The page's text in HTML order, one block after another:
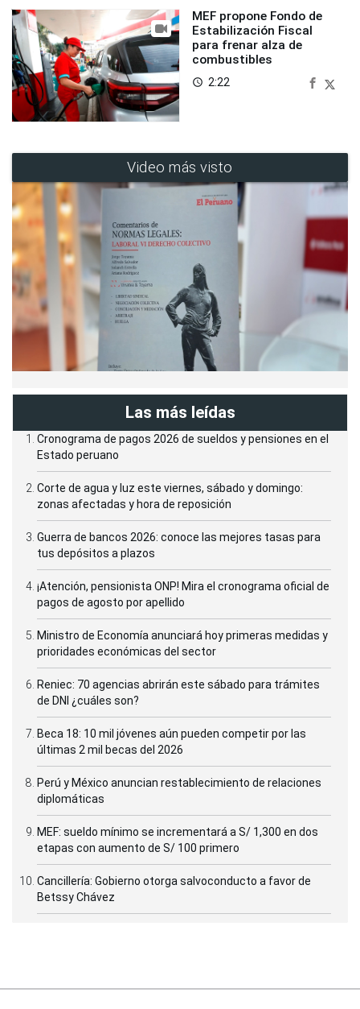
MEF propone Fondo de
Estabilización Fiscal
para frenar alza de
combustibles
access_time 2:22
Video más visto
Las más leídas
Cronograma de pagos 2026 de sueldos y pensiones en el
Estado peruano
Corte de agua y luz este viernes, sábado y domingo:
zonas afectadas y hora de reposición
Guerra de bancos 2026: conoce las mejores tasas para
tus depósitos a plazos
¡Atención, pensionista ONP! Mira el cronograma oficial de
pagos de agosto por apellido
Ministro de Economía anunciará hoy primeras medidas y
prioridades económicas del sector
Reniec: 70 agencias abrirán este sábado para trámites
de DNI ¿cuáles son?
Beca 18: 10 mil jóvenes aún pueden competir por las
últimas 2 mil becas del 2026
Perú y México anuncian restablecimiento de relaciones
diplomáticas
MEF: sueldo mínimo se incrementará a S/ 1,300 en dos
etapas con aumento de S/ 100 primero
Cancillería: Gobierno otorga salvoconducto a favor de
Betssy Chávez